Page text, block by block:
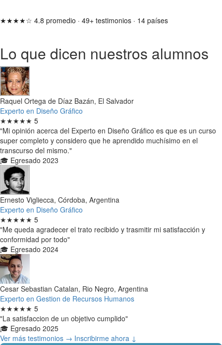
★★★★☆ 4.8 promedio · 49+ testimonios · 14 países
Lo que dicen nuestros alumnos
Raquel Ortega de Díaz Bazán, El Salvador
Experto en Diseño Gráfico
★★★★★ 5
"Mi opinión acerca del Experto en Diseño Gráfico es que es un curso
super completo y considero que he aprendido muchísimo en el
transcurso del mismo."
🎓 Egresado 2023
Ernesto Vigliecca, Córdoba, Argentina
Experto en Diseño Gráfico
★★★★★ 5
"Me queda agradecer el trato recibido y trasmitir mi satisfacción y
conformidad por todo"
🎓 Egresado 2024
Cesar Sebastian Catalan, Rio Negro, Argentina
Experto en Gestion de Recursos Humanos
★★★★★ 5
"La satisfaccion de un objetivo cumplido"
🎓 Egresado 2025
Ver más testimonios → Inscribirme ahora ↓